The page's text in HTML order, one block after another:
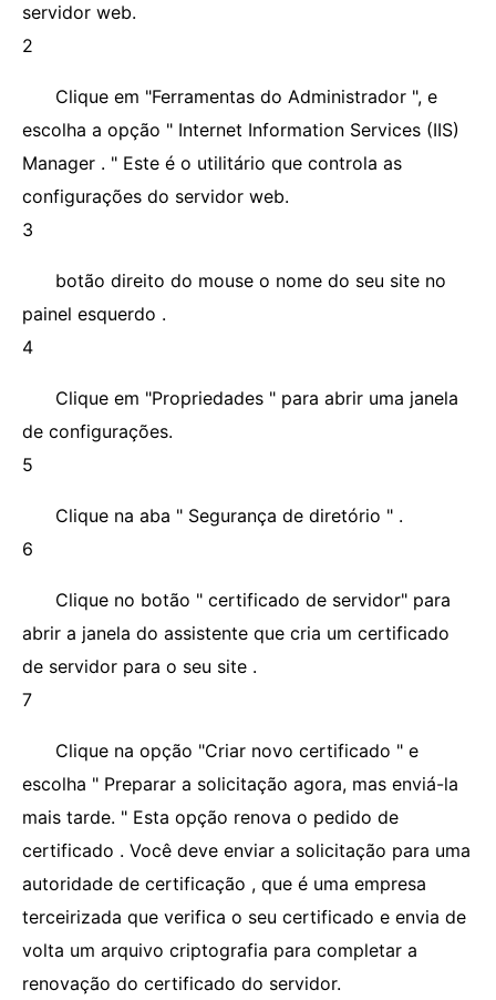
servidor web.
2
Clique em "Ferramentas do Administrador ", e
escolha a opção " Internet Information Services (IIS)
Manager . " Este é o utilitário que controla as
configurações do servidor web.
3
botão direito do mouse o nome do seu site no
painel esquerdo .
4
Clique em "Propriedades " para abrir uma janela
de configurações.
5
Clique na aba " Segurança de diretório " .
6
Clique no botão " certificado de servidor" para
abrir a janela do assistente que cria um certificado
de servidor para o seu site .
7
Clique na opção "Criar novo certificado " e
escolha " Preparar a solicitação agora, mas enviá-la
mais tarde. " Esta opção renova o pedido de
certificado . Você deve enviar a solicitação para uma
autoridade de certificação , que é uma empresa
terceirizada que verifica o seu certificado e envia de
volta um arquivo criptografia para completar a
renovação do certificado do servidor.